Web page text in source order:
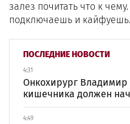
ПОСЛЕДНИЕ НОВОСТИ
4:31
Онкохирург Владимир
кишечника должен
4:49
залез почитать что к
подключаешь и кайфуешь.